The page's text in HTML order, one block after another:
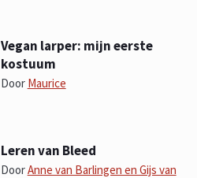
Vegan larper: mijn eerste
kostuum
Door Maurice
Leren van Bleed
DoorAnne van Barlingen en Gijs van